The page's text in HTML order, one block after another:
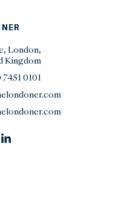
London,
Kingdom
0101